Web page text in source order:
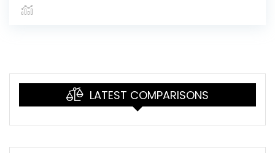
LATEST COMPARISONS